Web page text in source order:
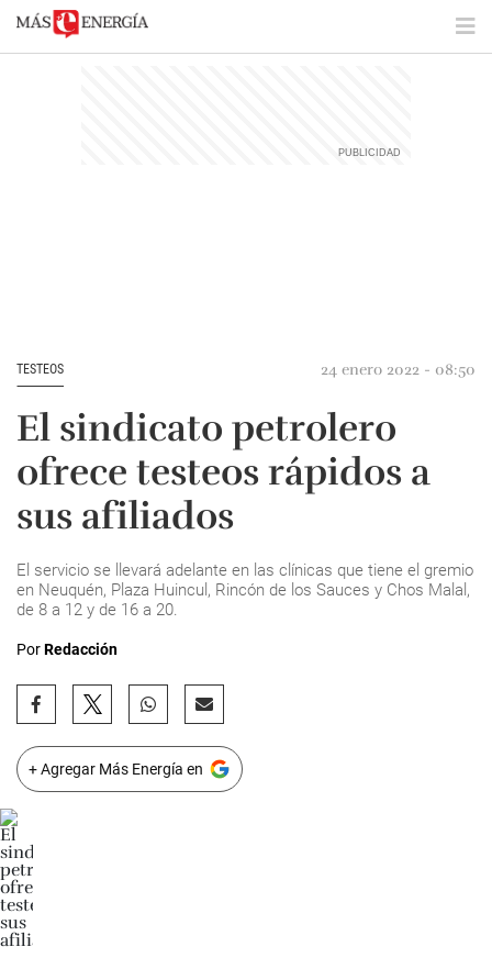
TESTEOS 24 enero 2022 - 08:50
El sindicato petrolero
ofrece testeos rápidos a
sus afiliados
El servicio se llevará adelante en las clínicas que tiene el gremio
en Neuquén, Plaza Huincul, Rincón de los Sauces y Chos Malal,
de 8 a 12 y de 16 a 20.
PorRedacción
+ Agregar Más Energía en